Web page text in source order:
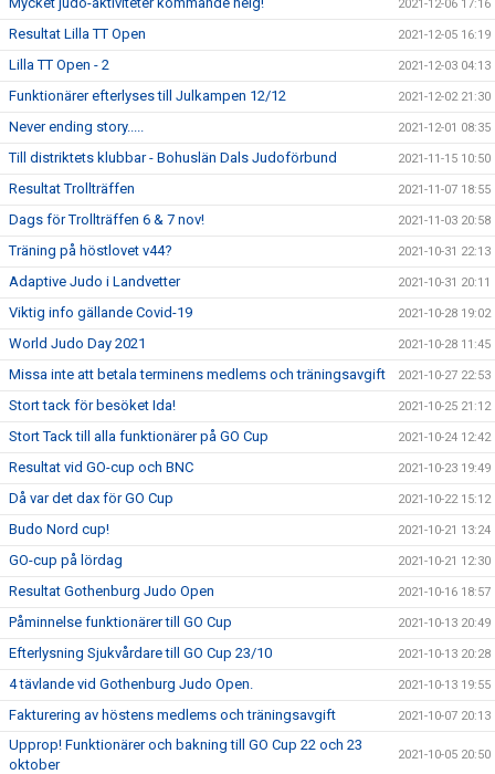
2021-12-06 17:16
Resultat Lilla TT Open 2021-12-05 16:19
Lilla TT Open - 2 2021-12-03 04:13
Funktionärer efterlyses till Julkampen 12/12 2021-12-02 21:30
Never ending story..... 2021-12-01 08:35
Till distriktets klubbar - Bohuslän Dals Judoförbund 2021-11-15 10:50
Resultat Trollträffen 2021-11-07 18:55
Dags för Trollträffen 6 & 7 nov! 2021-11-03 20:58
Träning på höstlovet v44? 2021-10-31 22:13
Adaptive Judo i Landvetter 2021-10-31 20:11
Viktig info gällande Covid-19 2021-10-28 19:02
World Judo Day 2021 2021-10-28 11:45
Missa inte att betala terminens medlems och träningsavgift 2021-10-27 22:53
Stort tack för besöket Ida! 2021-10-25 21:12
Stort Tack till alla funktionärer på GO Cup 2021-10-24 12:42
Resultat vid GO-cup och BNC 2021-10-23 19:49
Då var det dax för GO Cup 2021-10-22 15:12
Budo Nord cup! 2021-10-21 13:24
GO-cup på lördag 2021-10-21 12:30
Resultat Gothenburg Judo Open 2021-10-16 18:57
Påminnelse funktionärer till GO Cup 2021-10-13 20:49
Efterlysning Sjukvårdare till GO Cup 23/10 2021-10-13 20:28
4 tävlande vid Gothenburg Judo Open. 2021-10-13 19:55
Fakturering av höstens medlems och träningsavgift 2021-10-07 20:13
Upprop! Funktionärer och bakning till GO Cup 22 och 23
oktober
2021-10-05 20:50